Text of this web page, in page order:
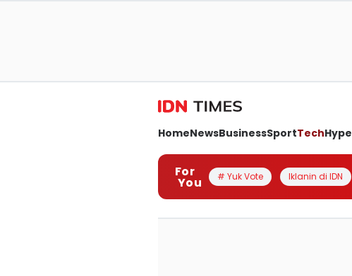
HomeNewsBusinessSportTechHype
For
You # Yuk Vote Iklanin di IDN